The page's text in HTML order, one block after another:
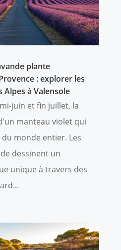
plante
: explorer les
Alpes à Valensole
juin et fin juillet, la
manteau violet qui
monde entier. Les
dessinent un
unique à travers des